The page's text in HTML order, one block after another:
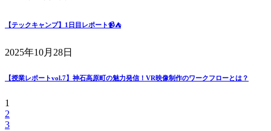
【テックキャンプ】1日目レポート📹⛺
2025年10月28日
【授業レポートvol.7】神石高原町の魅力発信！VR映像制作のワークフローとは？
1
2
3